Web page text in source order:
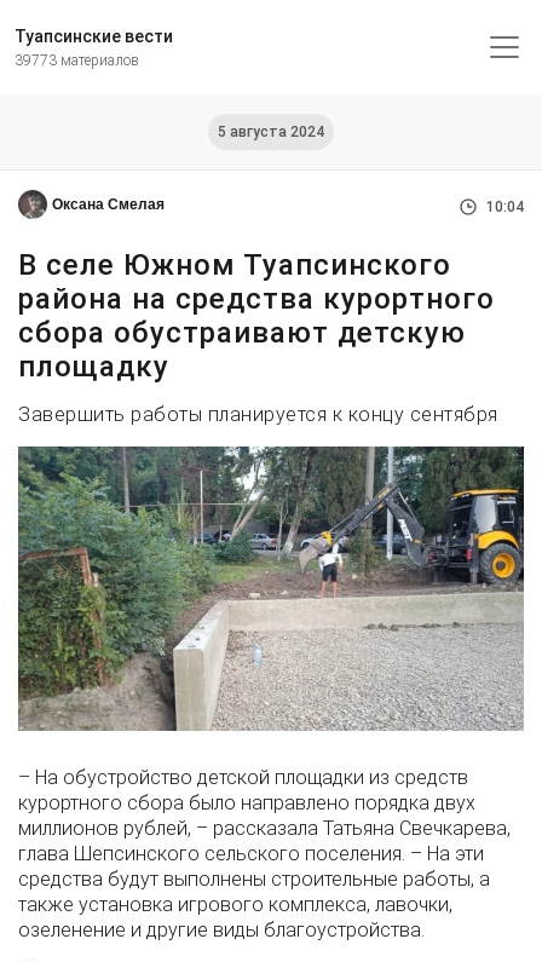
Туапсинские вести
39773 материалов
5 августа 2024
Оксана Смелая 10:04
В селе Южном Туапсинского
района на средства курортного
сбора обустраивают детскую
площадку
Завершить работы планируется к концу сентября
– На обустройство детской площадки из средств
курортного сбора было направлено порядка двух
миллионов рублей, – рассказала Татьяна Свечкарева,
глава Шепсинского сельского поселения. – На эти
средства будут выполнены строительные работы, а
также установка игрового комплекса, лавочки,
озеленение и другие виды благоустройства.